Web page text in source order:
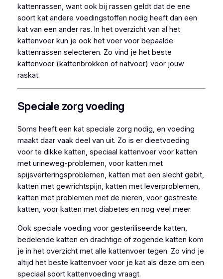
kattenrassen, want ook bij rassen geldt dat de ene
soort kat andere voedingstoffen nodig heeft dan een
kat van een ander ras. In het overzicht van al het
kattenvoer kun je ook het voer voor bepaalde
kattenrassen selecteren. Zo vind je het beste
kattenvoer (kattenbrokken of natvoer) voor jouw
raskat.
Speciale zorg voeding
Soms heeft een kat speciale zorg nodig, en voeding
maakt daar vaak deel van uit. Zo is er dieetvoeding
voor te dikke katten, speciaal kattenvoer voor katten
met urineweg-problemen, voor katten met
spijsverteringsproblemen, katten met een slecht gebit,
katten met gewrichtspijn, katten met leverproblemen,
katten met problemen met de nieren, voor gestreste
katten, voor katten met diabetes en nog veel meer.
Ook speciale voeding voor gesteriliseerde katten,
bedelende katten en drachtige of zogende katten kom
je in het overzicht met alle kattenvoer tegen. Zo vind je
altijd het beste kattenvoer voor je kat als deze om een
speciaal soort kattenvoeding vraagt.